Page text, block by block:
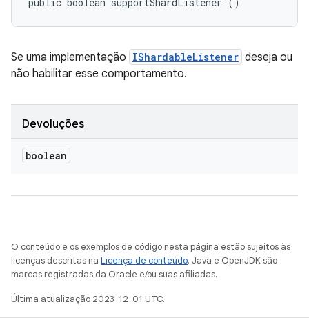
Se uma implementação IShardableListener deseja ou
não habilitar esse comportamento.
Devoluções
boolean
O conteúdo e os exemplos de código nesta página estão sujeitos às
licenças descritas na Licença de conteúdo. Java e OpenJDK são
marcas registradas da Oracle e/ou suas afiliadas.
Última atualização 2023-12-01 UTC.